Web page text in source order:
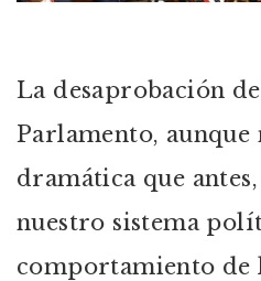
La desaprobación
Parlamento, aunque
dramática que
nuestro sistema
comportamiento de